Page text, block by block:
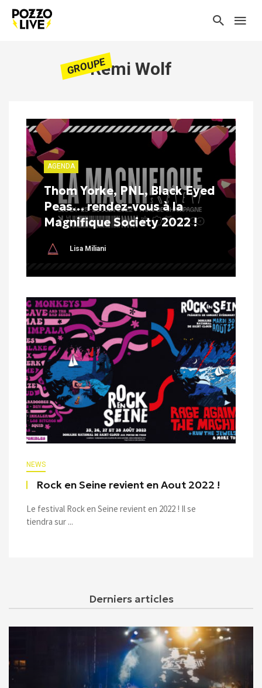
GROUPERemi Wolf
AGENDA
Thom Yorke, PNL, Black Eyed
Peas… rendez-vous à la
Magnifique Society 2022 !
Lisa Miliani
NEWS
Rock en Seine revient en Aout 2022 !
Le festival Rock en Seine revient en 2022 ! Il se
tiendra sur ...
Derniers articles